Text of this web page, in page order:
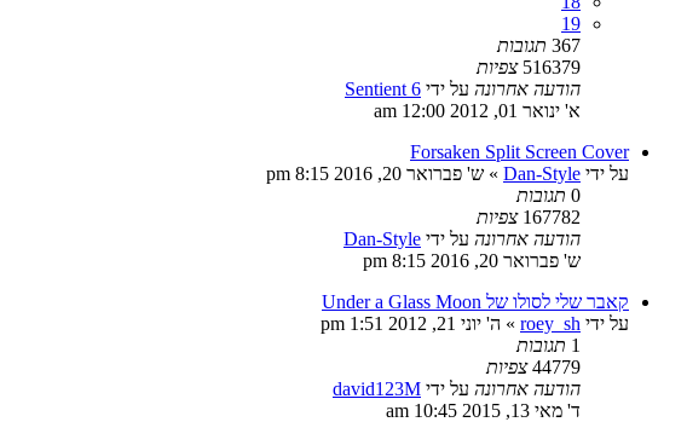
19
367 תגובות
516379 צפיות
הודעה אחרונה על ידי Sentient 6
א' ינואר 01, 2012 12:00 am
Forsaken Split Screen Cover
על ידי Dan-Style
» ש' פברואר 20, 2016 8:15 pm
0 תגובות
167782 צפיות
הודעה אחרונה על ידי Dan-Style
ש' פברואר 20, 2016 8:15 pm
קאבר שלי לסולו של Under a Glass Moon
על ידי roey_sh
» ה' יוני 21, 2012 1:51 pm
1 תגובות
44779 צפיות
הודעה אחרונה על ידי david123M
ד' מאי 13, 2015 10:45 am